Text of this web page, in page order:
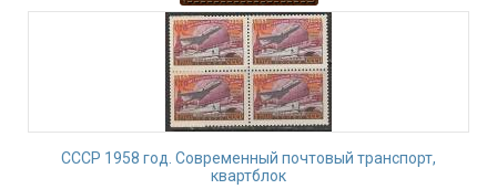
СССР 1958 год. Современный почтовый транспорт,
квартблок